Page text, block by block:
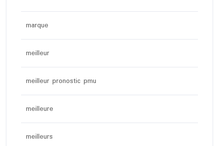
marque
meilleur
meilleur pronostic pmu
meilleure
meilleurs